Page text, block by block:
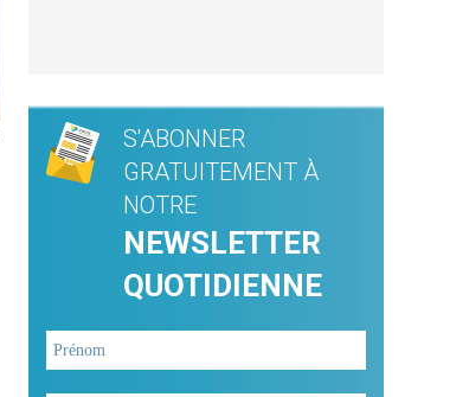
S'ABONNER
GRATUITEMENT À
NOTRE
NEWSLETTER
QUOTIDIENNE